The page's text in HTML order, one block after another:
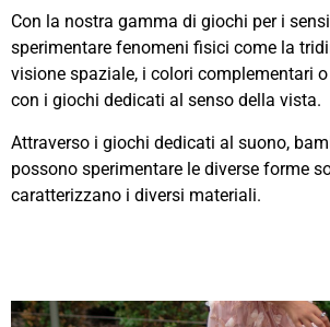
Con la nostra gamma di giochi per i
sperimentare fenomeni fisici come la
visione spaziale, i colori complementari
con i giochi dedicati al senso della vista.
Attraverso i giochi dedicati al suono,
possono sperimentare le diverse forme
caratterizzano i diversi materiali.